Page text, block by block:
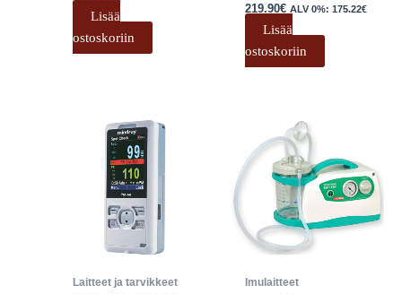
Lisää
ostoskoriin
219.90€ ALV 0%:175.22€
Lisää
ostoskoriin
Laitteet ja tarvikkeet Imulaitteet